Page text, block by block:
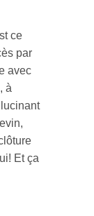
ce
par
avec
à
Et ça